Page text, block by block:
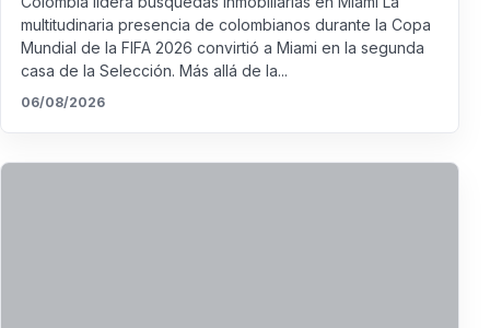
multitudinaria presencia de colombianos durante la Copa
Mundial de la FIFA 2026 convirtió a Miami en la segunda
casa de la Selección. Más allá de la...
06/08/2026